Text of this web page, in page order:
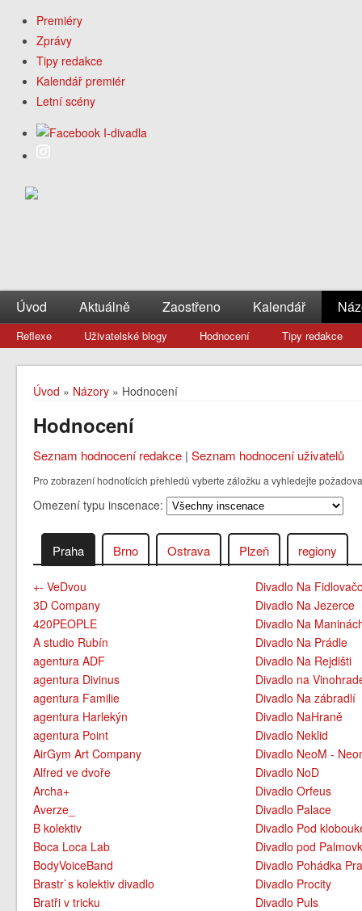
Premiéry
Zprávy
Tipy redakce
Kalendář premiér
Letní scény
Úvod Aktuálně Zaostřeno Kalendář
Reflexe Uživatelské blogy Hodnocení Tipy redakce
Úvod » Názory » Hodnocení
Hodnocení
Seznam hodnocení redakce |Seznam hodnocení uživatelů
Pro zobrazení hodnotících přehledů vyberte záložku a vyhledejte
Omezení typu inscenace:
Praha Brno Ostrava Plzeň regiony
+- VeDvou
3D Company
420PEOPLE
A studio Rubín
agentura ADF
agentura Divinus
agentura Familie
agentura Harlekýn
agentura Point
AirGym Art Company
Alfred ve dvoře
Archa+
Averze_
B kolektiv
Boca Loca Lab
BodyVoiceBand
Brastr`s kolektiv divadlo
Bratři v tricku
Divadlo Na
Divadlo Na Jezerce
Divadlo Na
Divadlo Na Prádle
Divadlo Na Rejdišti
Divadlo na
Divadlo Na zábradlí
Divadlo NaHraně
Divadlo Neklid
Divadlo NeoM -
Divadlo NoD
Divadlo Orfeus
Divadlo Palace
Divadlo Pod
Divadlo pod
Divadlo Pohádka
Divadlo Procity
Divadlo Puls